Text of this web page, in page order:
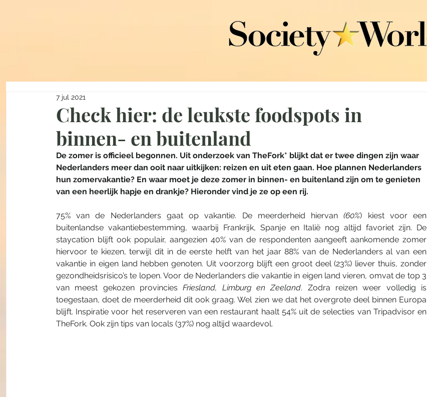
Check hier: de leukste foodspots in
binnen- en buitenland
7 jul 2021
De zomer is officieel begonnen. Uit onderzoek van TheFork* blijkt dat er twee dingen zijn waar
Nederlanders meer dan ooit naar uitkijken: reizen en uit eten gaan. Hoe plannen Nederlanders
hun zomervakantie? En waar moet je deze zomer in binnen- en buitenland zijn om te genieten
van een heerlijk hapje en drankje? Hieronder vind je ze op een rij.
75% van de Nederlanders gaat op vakantie. De meerderheid hiervan (60%) kiest voor een
buitenlandse vakantiebestemming, waarbij Frankrijk, Spanje en Italië nog altijd favoriet zijn. De
staycation blijft ook populair, aangezien 40% van de respondenten aangeeft aankomende zomer
hiervoor te kiezen, terwijl dit in de eerste helft van het jaar 88% van de Nederlanders al van een
vakantie in eigen land hebben genoten. Uit voorzorg blijft een groot deel (23%) liever thuis, zonder
gezondheidsrisico’s te lopen. Voor de Nederlanders die vakantie in eigen land vieren, omvat de top 3
van meest gekozen provincies Friesland, Limburg en Zeeland. Zodra reizen weer volledig is
toegestaan, doet de meerderheid dit ook graag. Wel zien we dat het overgrote deel binnen Europa
blijft. Inspiratie voor het reserveren van een restaurant haalt 54% uit de selecties van Tripadvisor en
TheFork. Ook zijn tips van locals (37%) nog altijd waardevol.